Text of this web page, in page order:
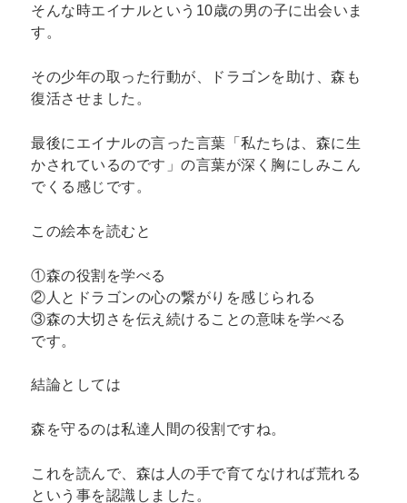
そんな時エイナルという10歳の男の子に出会いま
す。
その少年の取った行動が、ドラゴンを助け、森も
復活させました。
最後にエイナルの言った言葉「私たちは、森に生
かされているのです」の言葉が深く胸にしみこん
でくる感じです。
この絵本を読むと
①森の役割を学べる
②人とドラゴンの心の繋がりを感じられる
③森の大切さを伝え続けることの意味を学べる
です。
結論としては
森を守るのは私達人間の役割ですね。
これを読んで、森は人の手で育てなければ荒れる
という事を認識しました。